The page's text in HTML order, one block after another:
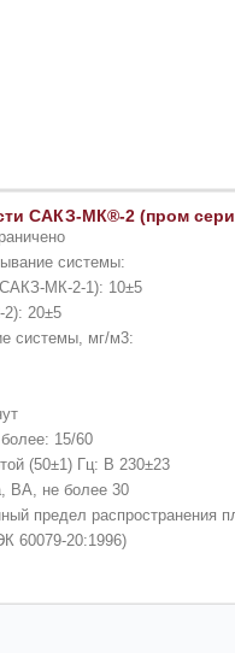
САКЗ-МК®-2 (пром
системы:
МК-2-1): 10±5
20±5
системы, мг/м3:
15/60
(50±1) Гц: В 230±23
ВА, не более 30
предел распространения
60079-20:1996)